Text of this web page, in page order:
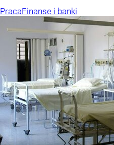
PracaFinanse i banki